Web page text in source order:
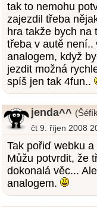
tak to nemohu
zajezdil třeba
hra takže bych na
třeba v autě není..
analogem, když
jezdit možná
spíš jen tak 4fun..
jenda^^
čt 9. říjen 2008
Tak pořiď webku
Můžu potvrdit, že
dokonalá věc...
analogem.